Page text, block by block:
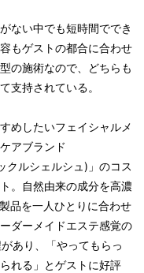
ない中でも短時間ででき
もゲストの都合に合わせ
の施術なので、どちらも
支持されている。
めしたいフェイシャルメ
アブランド
クルシェルシュ)」のコス
。自然由来の成分を高濃
品を一人ひとりに合わせ
ダーメイドエステ感覚の
あり、「やってもらっ
れる」とゲストに好評